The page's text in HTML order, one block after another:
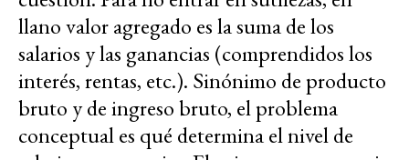
llano valor agregado es la suma de los
salarios y las ganancias (comprendidos los
interés, rentas, etc.). Sinónimo de producto
bruto y de ingreso bruto, el problema
conceptual es qué determina el nivel de